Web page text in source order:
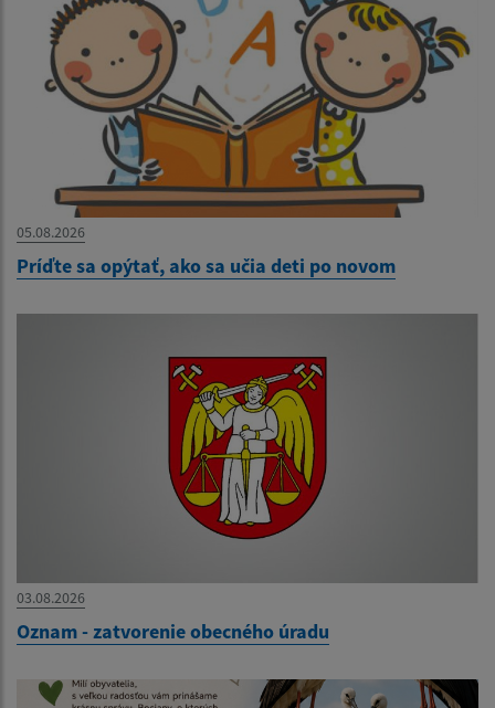
05.08.2026
Príďte sa opýtať, ako sa učia deti po novom
03.08.2026
Oznam - zatvorenie obecného úradu